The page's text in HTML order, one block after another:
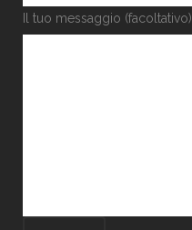
Il tuo messaggio (facoltativo)